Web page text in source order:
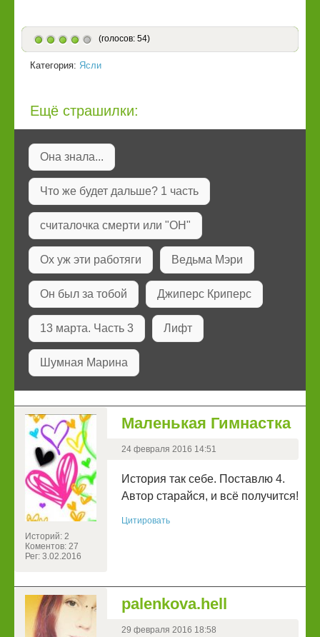
(голосов: 54)
Категория: Ясли
Ещё страшилки:
Она знала...
Что же будет дальше? 1 часть
считалочка смерти или "ОН"
Ох уж эти работяги Ведьма Мэри
Он был за тобой Джиперс Криперс
13 марта. Часть 3 Лифт
Шумная Марина
Историй: 2
Коментов: 27
Рег: 3.02.2016
Маленькая Гимнастка
24 февраля 2016 14:51
История так себе. Поставлю 4.
Автор старайся, и всё получится!
Цитировать
palenkova.hell
29 февраля 2016 18:58